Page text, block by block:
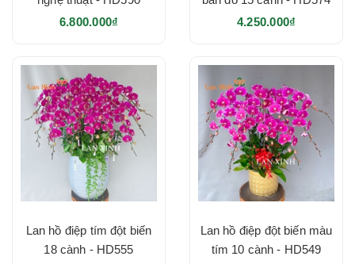
6.800.000₫
4.250.000₫
Lan hồ điệp tím đột biến
18 cành - HD555
Lan hồ điệp đột biến màu
tím 10 cành - HD549